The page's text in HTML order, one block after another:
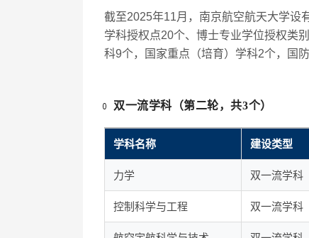
截至2025年11月，南京航空航天大学设
学科授权点20个、博士专业学位授权类
科9个，国家重点（培育）学科2个，国
双一流学科（第二轮，共3个）
学科名称 建设类型
力学 双一流学科
控制科学与工程 双一流学科